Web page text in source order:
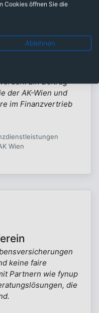
Wien setze ich
Ein Beitrag
der AK-Wien und
im Finanzvertrieb
Wien
keine faire
Partnern wie fynup
die
Cookies öffnen Sie die
Ablehnen